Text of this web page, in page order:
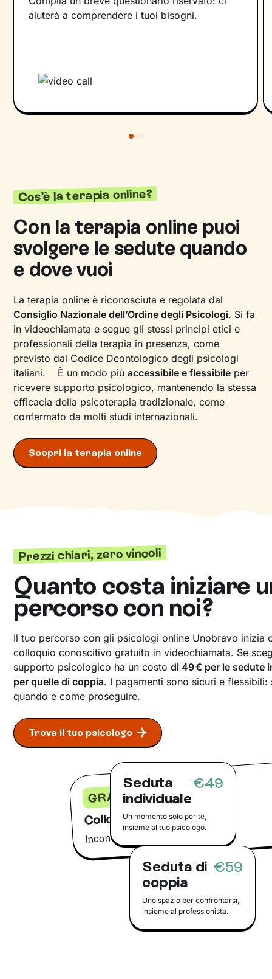
aiuterà a comprendere i tuoi bisogni.
Cos’è la terapia online?
Con la terapia online puoi
svolgere le sedute quando
e dove vuoi
La terapia online è riconosciuta e regolata dal
Consiglio Nazionale dell’Ordine degli Psicologi. Si fa
in videochiamata e segue gli stessi principi etici e
professionali della terapia in presenza, come
previsto dal Codice Deontologico degli psicologi
italiani. È un modo piùaccessibile e flessibile per
ricevere supporto psicologico, mantenendo la stessa
efficacia della psicoterapia tradizionale, come
confermato da molti studi internazionali.
Scopri la terapia online
Colloquio conoscitivo
GRATIS
Incontra il tuo psicologo online
Prezzi chiari, zero vincoli
Quanto costa iniziare
percorso con noi?
Il tuo percorso con gli psicologi online Unobravo inizia
colloquio conoscitivo gratuito in videochiamata. Se
supporto psicologico ha un costodi 49 € per le sedute
per quelle di coppia. I pagamenti sono sicuri e flessibili:
quando e come proseguire.
Trova il tuo psicologo
Seduta
individuale
€49
Un momento solo per te,
insieme al tuo psicologo.
Seduta di
coppia
€59
Uno spazio per confrontarsi,
insieme al professionista.